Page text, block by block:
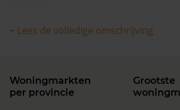
+ Lees de volledige omschrijving
Woningmarkten
per provincie
Grootste